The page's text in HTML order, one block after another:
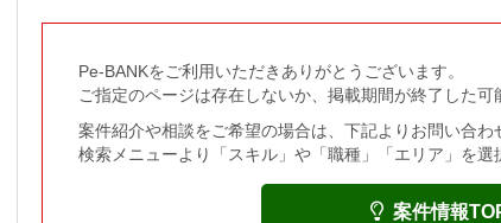
Pe-BANKをご利用いただきありがとうございます。
ご指定のページは存在しないか、掲載期間が終了した可
案件紹介や相談をご希望の場合は、下記よりお問い合わ
検索メニューより「スキル」や「職種」「エリア」を選
案件情報